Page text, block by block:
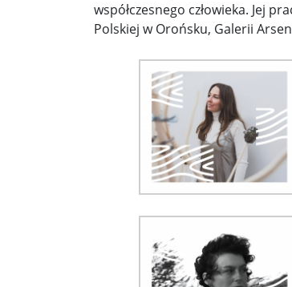
Sondaż: Stary czy nowy premier?
Kolejne zapowiedzi uznania
Ozzy Osbourne żegnany jak król
Démarche podczas przemówienia
„Złamane tabu”. Wobec Izraela
10 najsilniejszych, odnotowanych
Bronisław Komorowski: Wypowiedź
Wiceszef MSWiA Czesław
współczesnego człowieka. Jej
Polskiej w Orońsku, Galerii